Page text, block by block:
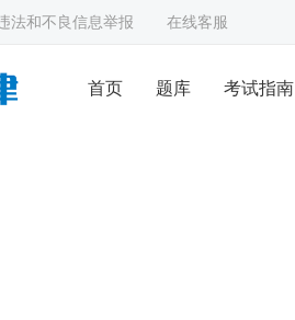
法和不良信息举报 在线客服
首页 题库 考试指南